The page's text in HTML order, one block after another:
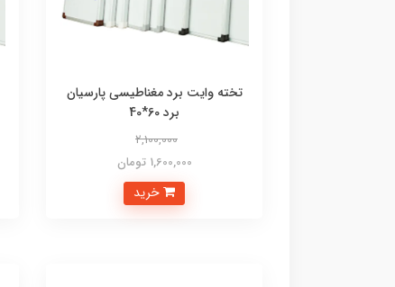
تخته وایت برد مغناطیسی پارسیان
برد 60*40
2,100,000
1,600,000 تومان